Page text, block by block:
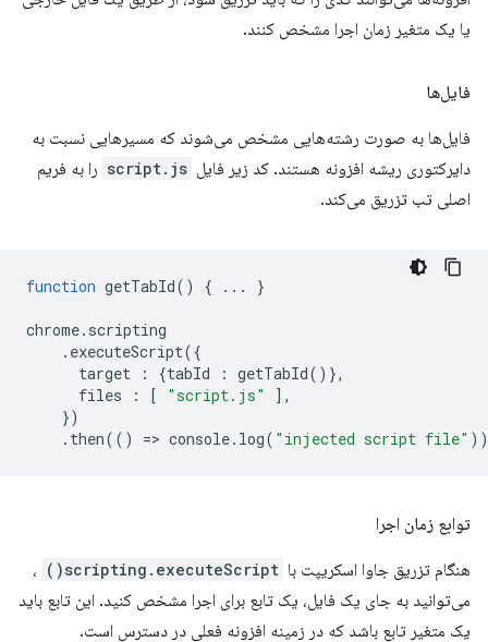
یا یک متغیر زمان اجرا مشخص کنند.
فایل‌ها
فایل‌ها به صورت رشته‌هایی مشخص می‌شوند که مسیرهایی نسبت به
دایرکتوری ریشه افزونه هستند. کد زیر فایل script.js را به فریم
اصلی تب تزریق می‌کند.
function getTabId() { ... }
chrome. scripting
. executeScript({
target
: {tabId : getTabId()},
files
: [ "script.js"
],
})
. then(() => console. log( "injected script file"
توابع زمان اجرا
هنگام تزریق جاوا اسکریپت با scripting.executeScript()
،
می‌توانید به جای یک فایل، یک تابع برای اجرا مشخص کنید. این تابع باید
یک متغیر تابع باشد که در زمینه افزونه فعلی در دسترس است.